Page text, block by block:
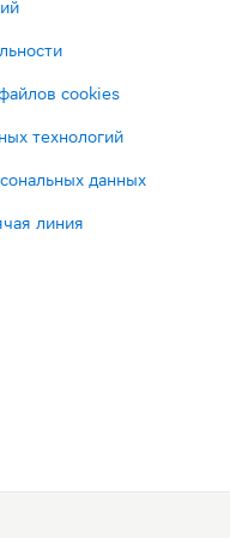
cookies
технологий
данных
линия